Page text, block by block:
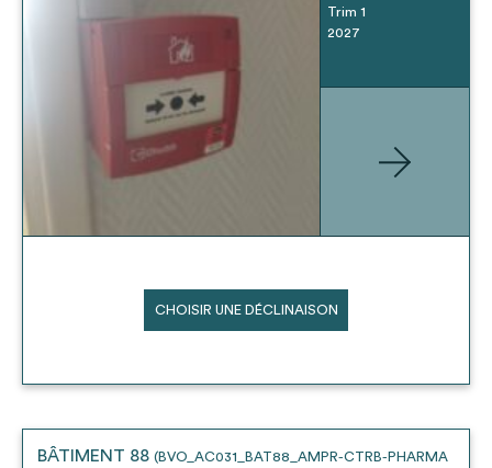
Trim 1
2027
CHOISIR UNE DÉCLINAISON
BÂTIMENT 88 (BVO_AC031_BAT88_AMPR-CTRB-PHARMA